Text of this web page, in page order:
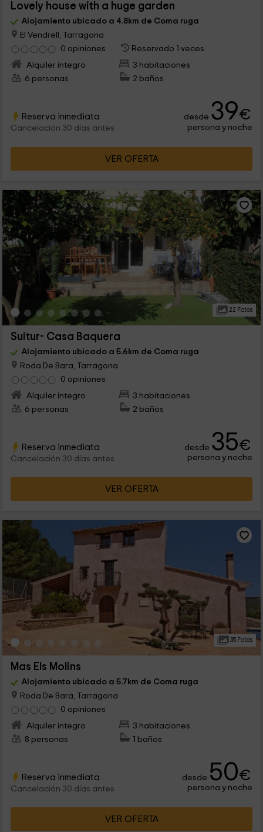
Lovely house with a huge garden
Alojamiento ubicado a 4.8km de Coma ruga
El Vendrell, Tarragona
0 opiniones
Reservado 1 veces
Alquiler íntegro
3 habitaciones
6 personas
2 baños
Reserva inmediata
Cancelación 30 días antes
desde 39€
persona y noche
VER OFERTA
22 Fotos
Suitur- Casa Baquera
Alojamiento ubicado a 5.6km de Coma ruga
Roda De Bara, Tarragona
0 opiniones
Alquiler íntegro
3 habitaciones
6 personas
2 baños
Reserva inmediata
Cancelación 30 días antes
desde 35€
persona y noche
VER OFERTA
35 Fotos
Mas Els Molins
Alojamiento ubicado a 5.7km de Coma ruga
Roda De Bara, Tarragona
0 opiniones
Alquiler íntegro
3 habitaciones
8 personas
1 baños
Reserva inmediata
Cancelación 30 días antes
desde 50€
persona y noche
VER OFERTA